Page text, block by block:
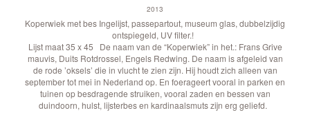
2013
Koperwiek met bes Ingelijst, passepartout, museum glas, dubbelzijdig
ontspiegeld, UV filter.!
Lijst maat 35 x 45 De naam van de “Koperwiek” in het.: Frans Grive
mauvis, Duits Rotdrossel, Engels Redwing. De naam is afgeleid van
de rode ’oksels’ die in vlucht te zien zijn. Hij houdt zich alleen van
september tot mei in Nederland op. En foerageert vooral in parken en
tuinen op besdragende struiken, vooral zaden en bessen van
duindoorn, hulst, lijsterbes en kardinaalsmuts zijn erg geliefd.